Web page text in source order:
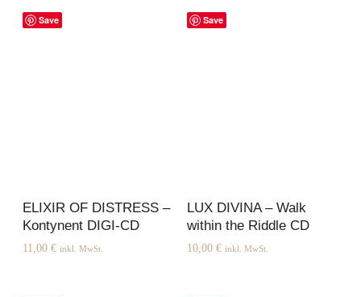
Save
ELIXIR OF DISTRESS –
Kontynent DIGI-CD
11,00 € inkl. MwSt.
Save
LUX DIVINA – Walk
within the Riddle CD
10,00 € inkl. MwSt.